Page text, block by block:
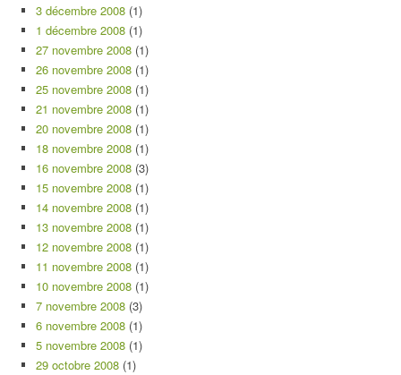
3 décembre 2008 (1)
1 décembre 2008 (1)
27 novembre 2008 (1)
26 novembre 2008 (1)
25 novembre 2008 (1)
21 novembre 2008 (1)
20 novembre 2008 (1)
18 novembre 2008 (1)
16 novembre 2008 (3)
15 novembre 2008 (1)
14 novembre 2008 (1)
13 novembre 2008 (1)
12 novembre 2008 (1)
11 novembre 2008 (1)
10 novembre 2008 (1)
7 novembre 2008 (3)
6 novembre 2008 (1)
5 novembre 2008 (1)
29 octobre 2008 (1)